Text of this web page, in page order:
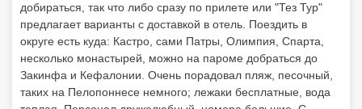
9.2
Олнг С.
21.07.2019